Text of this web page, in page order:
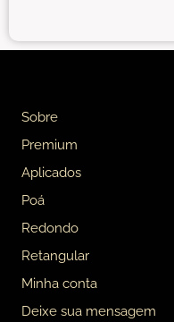
Sobre
Premium
Aplicados
Poá
Redondo
Retangular
Minha conta
Deixe sua mensagem